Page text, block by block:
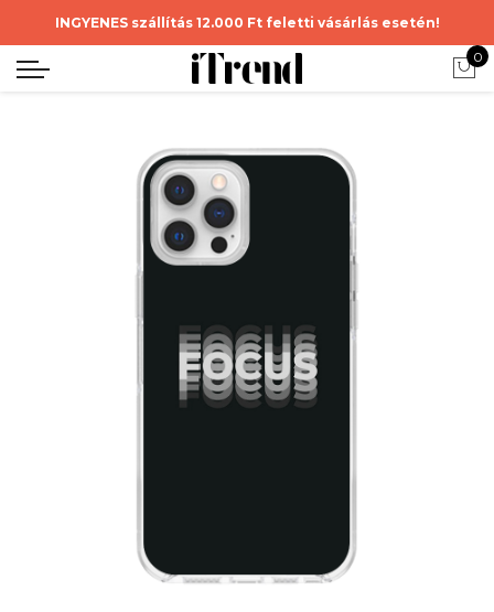
INGYENES szállítás 12.000 Ft feletti vásárlás esetén!
0